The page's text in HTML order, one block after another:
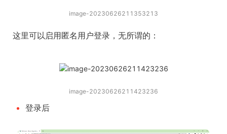
image-20230626211353213
这里可以启用匿名用户登录，无所谓的：
image-20230626211423236
登录后